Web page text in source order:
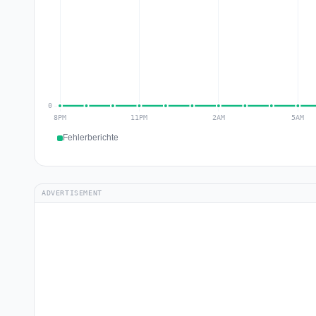
Fehlerberichte
ADVERTISEMENT